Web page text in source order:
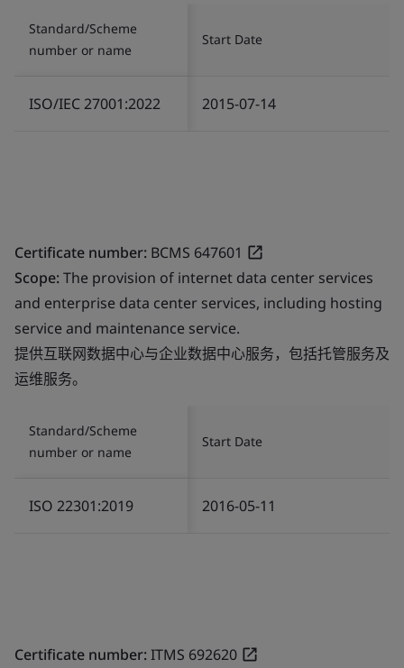
Standard/Scheme
number or name
Start Date
ISO/IEC 27001:2022 2015-07-14
Certificate number: BCMS 647601
Scope:The provision of internet data center services
and enterprise data center services, including hosting
service and maintenance service.
提供互联网数据中心与企业数据中心服务，包括托管服务及
运维服务。
Standard/Scheme
number or name
Start Date
ISO 22301:2019 2016-05-11
Certificate number:ITMS 692620